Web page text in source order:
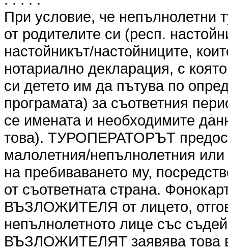
При условие, че непълнолетни
от родителите си (респ.
настойникът/настойниците,
нотариално декларация, с
си детето им да пътува по
програмата) за съответния
се имената и необходимите
това). ТУРОПЕРАТОРЪТ
малолетния/непълнолетния
на пребиваването му,
от съответната страна.
ВЪЗЛОЖИТЕЛЯ от лицето,
непълнолетното лице със
ВЪЗЛОЖИТЕЛЯТ заявява това